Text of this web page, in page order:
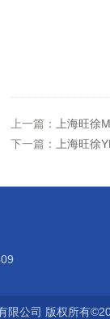
上一篇：
上海旺徐
下一篇：
上海旺徐
限公司 版权所有